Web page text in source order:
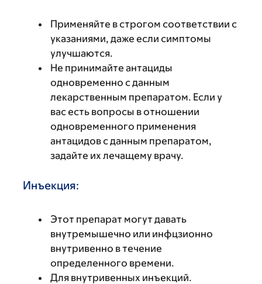
Применяйте в строгом соответствии с
указаниями, даже если симптомы
улучшаются.
Не принимайте антациды
одновременно с данным
лекарственным препаратом. Если у
вас есть вопросы в отношении
одновременного применения
антацидов с данным препаратом,
задайте их лечащему врачу.
Инъекция:
Этот препарат могут давать
внутремышечно или инфцзионно
внутривенно в течение
определенного времени.
Для внутривенных инъекций.